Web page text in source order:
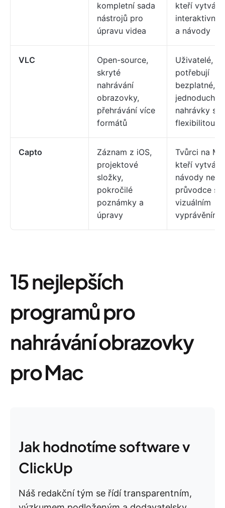
kompletní sada
nástrojů pro
úpravu videa
kteří
interaktivní
a návody
VLC
Open-source,
skryté
nahrávání
obrazovky,
přehrávání více
formátů
Uživatelé,
potřebují
bezplatné,
jednoduché
nahrávky s
flexibilitou
Capto
Záznam z iOS,
projektové
složky,
pokročilé
poznámky a
úpravy
Tvůrci na
kteří
návody nebo
průvodce s
vizuálním
vyprávěním
15 nejlepších
programů pro
nahrávání obrazovky
pro Mac
Jak hodnotíme software v
ClickUp
Náš redakční tým se řídí transparentním,